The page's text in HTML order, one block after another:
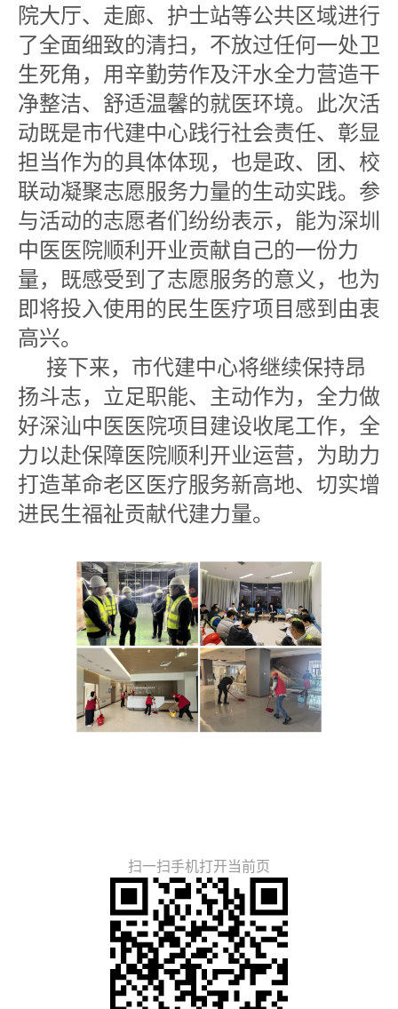
院大厅、走廊、护士站等公共区域进行
了全面细致的清扫，不放过任何一处卫
生死角，用辛勤劳作及汗水全力营造干
净整洁、舒适温馨的就医环境。此次活
动既是市代建中心践行社会责任、彰显
担当作为的具体体现，也是政、团、校
联动凝聚志愿服务力量的生动实践。参
与活动的志愿者们纷纷表示，能为深圳
中医医院顺利开业贡献自己的一份力
量，既感受到了志愿服务的意义，也为
即将投入使用的民生医疗项目感到由衷
高兴。
接下来，市代建中心将继续保持昂
扬斗志，立足职能、主动作为，全力做
好深汕中医医院项目建设收尾工作，全
力以赴保障医院顺利开业运营，为助力
打造革命老区医疗服务新高地、切实增
进民生福祉贡献代建力量。
扫一扫手机打开当前页